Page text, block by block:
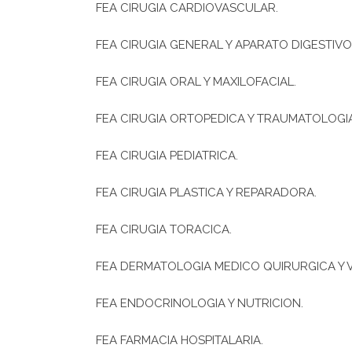
FEA CIRUGIA CARDIOVASCULAR.
FEA CIRUGIA GENERAL Y APARATO
FEA CIRUGIA ORAL Y MAXILOFACIAL.
FEA CIRUGIA ORTOPEDICA Y
FEA CIRUGIA PEDIATRICA.
FEA CIRUGIA PLASTICA Y REPARADORA.
FEA CIRUGIA TORACICA.
FEA DERMATOLOGIA MEDICO QUIRURGICA Y
FEA ENDOCRINOLOGIA Y NUTRICION.
FEA FARMACIA HOSPITALARIA.